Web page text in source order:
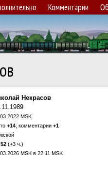
Комментарии
Некрасов
MSK
+14 , комментарии +1
(+3 ч.)
MSK в 22:11 MSK